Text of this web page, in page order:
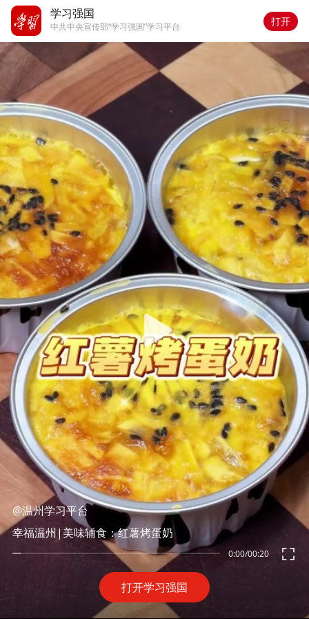
学习强国
中共中央宣传部“学习强国”学习平台 打开
打开学习强国
0:00/00:20
@温州学习平台
幸福温州|美味辅食：红薯烤蛋奶